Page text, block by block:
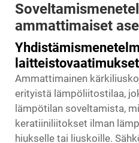
ammattimaiset
laitteistovaatimukset
Ammattimainen
erityistä lämpöliitostilaa,
lämpötilan soveltamista,
keratiiniliitokset ilman
hiukselle tai liuskoille.